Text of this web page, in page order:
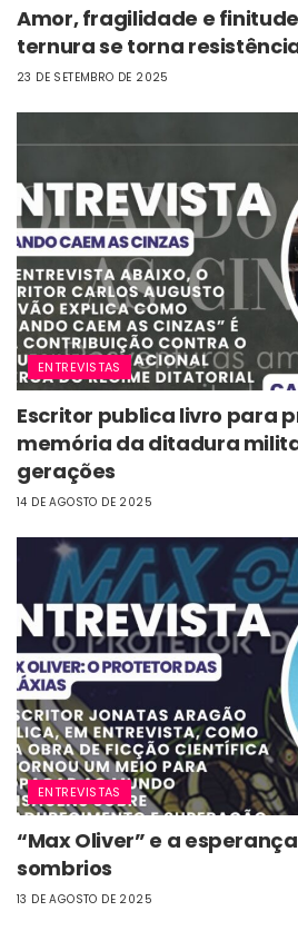
Amor, fragilidade e
ternura se torna
23 DE SETEMBRO DE 2025
ENTREVISTAS
Escritor publica livro para
memória da ditadura
gerações
14 DE AGOSTO DE 2025
ENTREVISTAS
“Max Oliver” e a
sombrios
13 DE AGOSTO DE 2025